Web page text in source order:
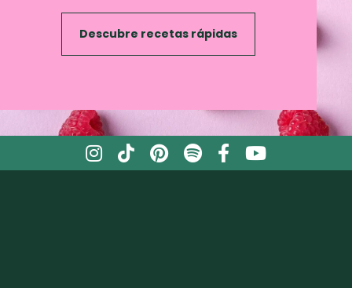
Descubre recetas rápidas